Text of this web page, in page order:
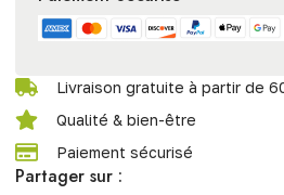
Livraison gratuite à partir de
Qualité & bien-être
Paiement sécurisé
Partager sur :